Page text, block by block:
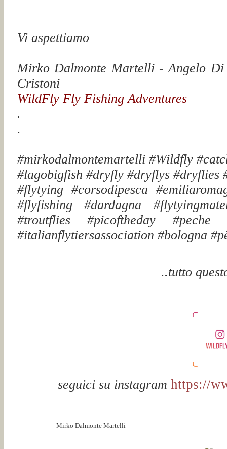
Vi aspettiamo
Mirko Dalmonte Martelli - Angelo
Cristoni
WildFly Fly Fishing Adventures
.
.
#mirkodalmontemartelli #Wildfly
#lagobigfish #dryfly #dryflys #dryflies
#flytying #corsodipesca
#flyfishing #dardagna
#troutflies #picoftheday #peche
#italianflytiersassociation #bologna
..tutto
seguici su instagram https://
Mirko Dalmonte Martelli